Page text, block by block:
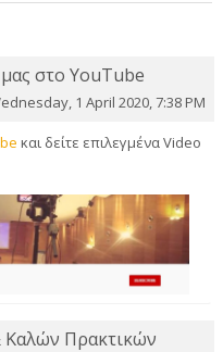
στο YouTube
1 April 2020, 7:38 PM
και δείτε επιλεγμένα Video
Πρακτικών